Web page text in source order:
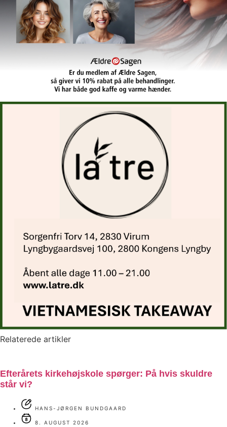
Relaterede artikler
Efterårets kirkehøjskole spørger: På hvis skuldre
står vi?
HANS-JØRGEN BUNDGAARD
8. AUGUST 2026